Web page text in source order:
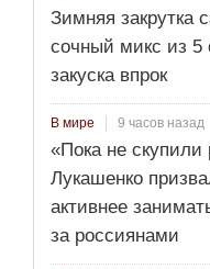
Зимняя закрутка
сочный микс из
закуска впрок
В мире 9 часов назад
«Пока не скупили
Лукашенко
активнее
за россиянами